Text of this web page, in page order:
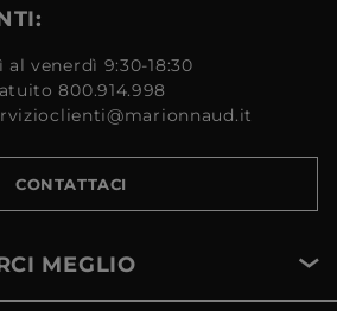
venerdì 9:30-18:30
800.914.998
CONTATTACI
MEGLIO